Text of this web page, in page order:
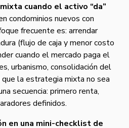
cuando el activo “da”
condominios nuevos con
frecuente es: arrendar
(flujo de caja y menor costo
cuando el mercado paga el
urbanismo, consolidación del
la estrategia mixta no sea
secuencia: primero renta,
definidos.
en una mini-checklist de